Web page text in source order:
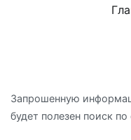
Запрошенную
будет полезен поиск по